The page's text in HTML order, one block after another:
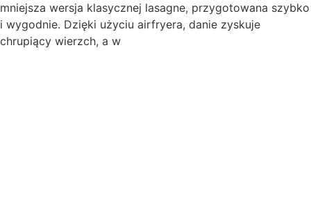
mniejsza wersja klasycznej lasagne, przygotowana szybko
i wygodnie. Dzięki użyciu airfryera, danie zyskuje
chrupiący wierzch, a w